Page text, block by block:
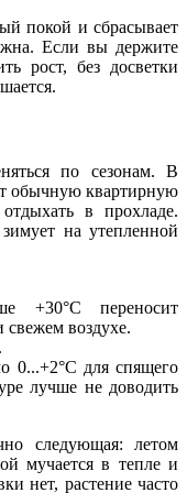
покой и сбрасывает
Если вы держите
рост, без досветки
по сезонам. В
обычную квартирную
в прохладе.
на утепленной
+30°C переносит
воздухе.
0...+2°C для спящего
лучше не доводить
следующая: летом
мучается в тепле и
нет, растение часто